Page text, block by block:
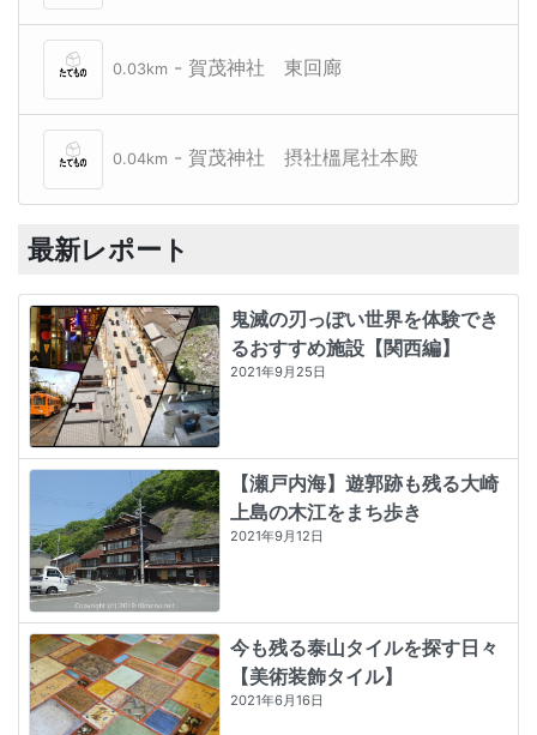
0.03km - 賀茂神社 東回廊
0.04km - 賀茂神社 摂社榲尾社本殿
最新レポート
鬼滅の刃っぽい世界を体験でき
るおすすめ施設【関西編】
2021年9月25日
【瀬戸内海】遊郭跡も残る大崎
上島の木江をまち歩き
2021年9月12日
今も残る泰山タイルを探す日々
【美術装飾タイル】
2021年6月16日